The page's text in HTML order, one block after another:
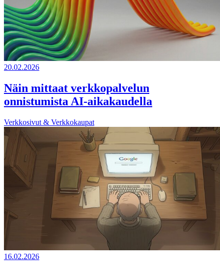
20.02.2026
Näin mittaat verkkopalvelun
onnistumista AI-aikakaudella
Verkkosivut & Verkkokaupat
16.02.2026